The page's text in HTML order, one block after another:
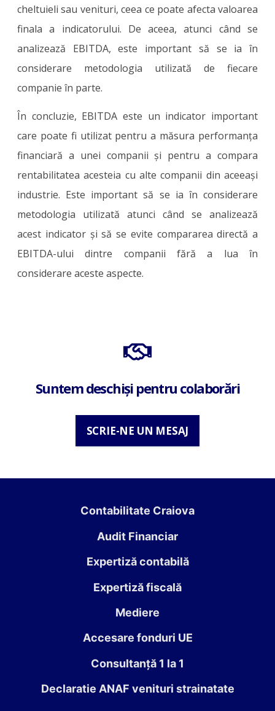
cheltuieli sau venituri, ceea ce poate afecta valoarea
finala a indicatorului. De aceea, atunci când se
analizează EBITDA, este important să se ia în
considerare metodologia utilizată de fiecare
companie în parte.
În concluzie, EBITDA este un indicator important
care poate fi utilizat pentru a măsura performanța
financiară a unei companii și pentru a compara
rentabilitatea acesteia cu alte companii din aceeași
industrie. Este important să se ia în considerare
metodologia utilizată atunci când se analizează
acest indicator și să se evite compararea directă a
EBITDA-ului dintre companii fără a lua în
considerare aceste aspecte.
Suntem deschiși pentru colaborări
SCRIE-NE UN MESAJ
Contabilitate Craiova
Audit Financiar
Expertiză contabilă
Expertiză fiscală
Mediere
Accesare fonduri UE
Consultanță 1 la 1
Declaratie ANAF venituri strainatate